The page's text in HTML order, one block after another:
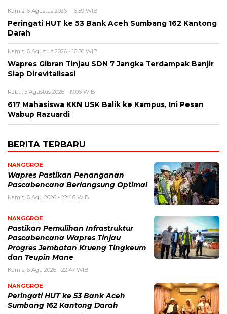
Kamis, 6 Agustus 2026 - 16:59 WIB
Peringati HUT ke 53 Bank Aceh Sumbang 162 Kantong
Darah
Kamis, 6 Agustus 2026 - 16:56 WIB
Wapres Gibran Tinjau SDN 7 Jangka Terdampak Banjir
Siap Direvitalisasi
Rabu, 5 Agustus 2026 - 19:06 WIB
617 Mahasiswa KKN USK Balik ke Kampus, Ini Pesan
Wabup Razuardi
BERITA TERBARU
NANGGROE
Wapres Pastikan Penanganan
Pascabencana Berlangsung Optimal
Kamis, 6 Agu 2026 - 22:48 WIB
NANGGROE
Pastikan Pemulihan Infrastruktur
Pascabencana Wapres Tinjau
Progres Jembatan Krueng Tingkeum
dan Teupin Mane
Kamis, 6 Agu 2026 - 22:47 WIB
NANGGROE
Peringati HUT ke 53 Bank Aceh
Sumbang 162 Kantong Darah